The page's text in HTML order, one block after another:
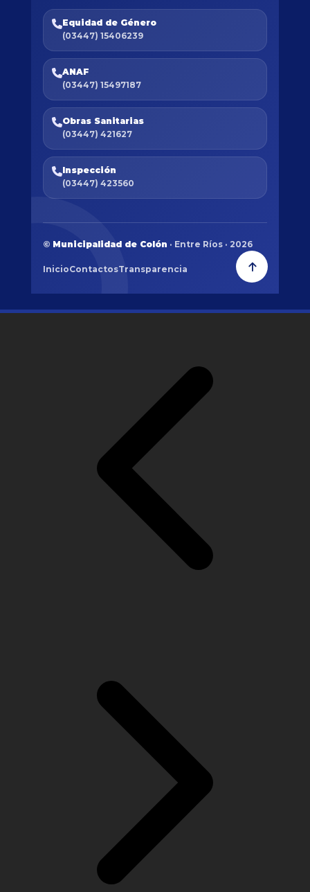
Equidad de Género
(03447) 15406239
ANAF
(03447) 15497187
Obras Sanitarias
(03447) 421627
Inspección
(03447) 423560
© Municipalidad de Colón · Entre Ríos · 2026
InicioContactosTransparencia